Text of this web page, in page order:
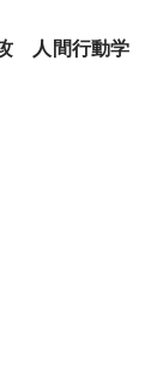
　人間行動学